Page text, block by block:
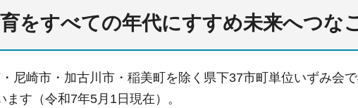
をすべての年代にすすめ未来へつな
尼崎市・加古川市・稲美町を除く県下37市町単位いずみ会で
す（令和7年5月1日現在）。